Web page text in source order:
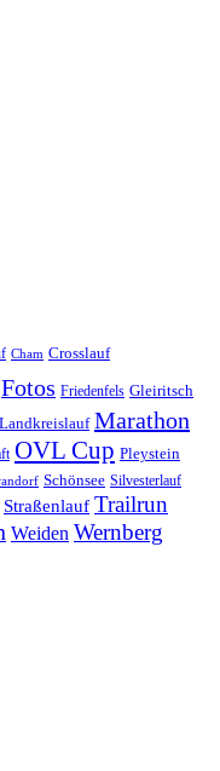
Cham Crosslauf
Fotos Friedenfels Gleiritsch
Landkreislauf Marathon
OVL Cup Pleystein
Schönsee Silvesterlauf
Straßenlauf Trailrun
Weiden Wernberg